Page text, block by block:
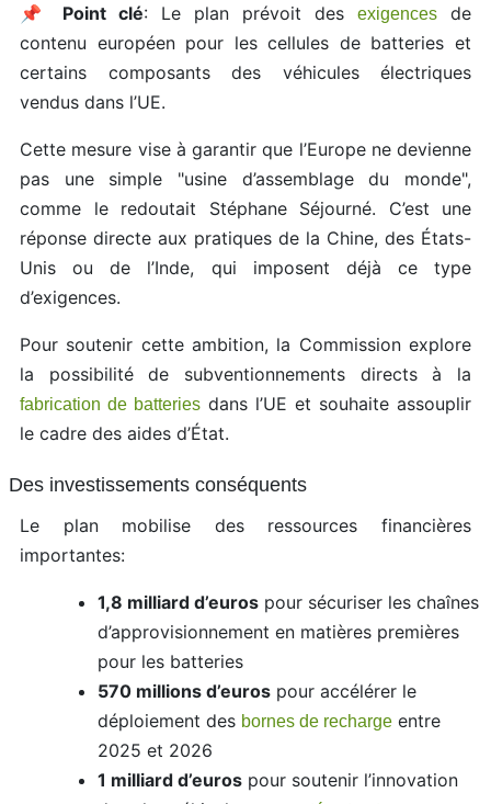
📌 Point clé: Le plan prévoit des exigences de
contenu européen pour les cellules de batteries et
certains composants des véhicules électriques
vendus dans l’UE.
Cette mesure vise à garantir que l’Europe ne devienne
pas une simple "usine d’assemblage du monde",
comme le redoutait Stéphane Séjourné. C’est une
réponse directe aux pratiques de la Chine, des États-
Unis ou de l’Inde, qui imposent déjà ce type
d’exigences.
Pour soutenir cette ambition, la Commission explore
la possibilité de subventionnements directs à la
fabrication de batteries dans l’UE et souhaite assouplir
le cadre des aides d’État.
Des investissements conséquents
Le plan mobilise des ressources financières
importantes:
1,8 milliard d’euros pour sécuriser les chaînes
d’approvisionnement en matières premières
pour les batteries
570 millions d’euros pour accélérer le
déploiement des bornes de recharge entre
2025 et 2026
1 milliard d’euros pour soutenir l’innovation